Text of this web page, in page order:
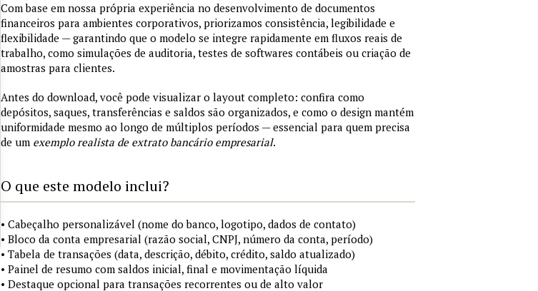
Com base em nossa própria experiência no desenvolvimento de documentos
financeiros para ambientes corporativos, priorizamos consistência, legibilidade e
flexibilidade — garantindo que o modelo se integre rapidamente em fluxos reais de
trabalho, como simulações de auditoria, testes de softwares contábeis ou criação de
amostras para clientes.
Antes do download, você pode visualizar o layout completo: confira como
depósitos, saques, transferências e saldos são organizados, e como o design mantém
uniformidade mesmo ao longo de múltiplos períodos — essencial para quem precisa
de um exemplo realista de extrato bancário empresarial.
O que este modelo inclui?
• Cabeçalho personalizável (nome do banco, logotipo, dados de contato)
• Bloco da conta empresarial (razão social, CNPJ, número da conta, período)
• Tabela de transações (data, descrição, débito, crédito, saldo atualizado)
• Painel de resumo com saldos inicial, final e movimentação líquida
• Destaque opcional para transações recorrentes ou de alto valor